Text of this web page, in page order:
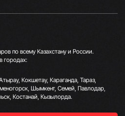
по всему Казахстану и России.
городах:
Кокшетау, Караганда, Тараз,
Шымкент, Семей, Павлодар,
Костанай, Кызылорда.